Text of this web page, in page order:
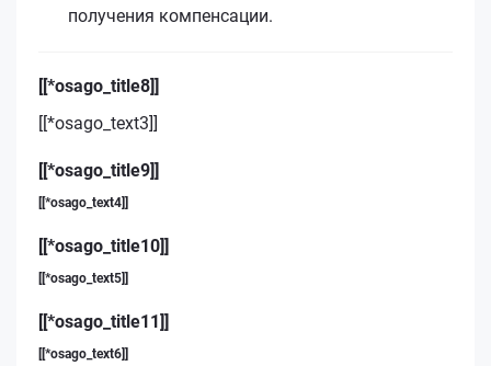
получения компенсации.
[[*osago_title8]]
[[*osago_text3]]
[[*osago_title9]]
[[*osago_text4]]
[[*osago_title10]]
[[*osago_text5]]
[[*osago_title11]]
[[*osago_text6]]